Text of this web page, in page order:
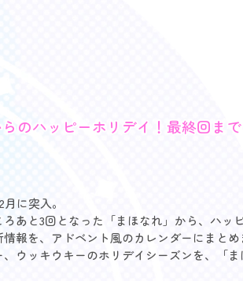
らのハッピーホリデイ！最終回ま
に突入。
あと3回となった「まほなれ」から、ハ
報を、アドベント風のカレンダーにまとめ
ウッキウキーのホリデイシーズンを、「